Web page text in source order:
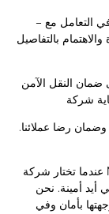
– خبرة في السيارات الفاخرة: مع سنوات من الخبرة في التعامل مع
بالتفاصيل
ضمان النقل الآمن
شركة
.التزام بالجودة: نحن ملتزمون بتوفير خدمة استثنائية وضمان رضا عملائنا
عندما تختار شركة Milky Way Logistics Ltd. لشحن سيارتك الفاخرة
أيد أمينة. نحن
بأمان وفي